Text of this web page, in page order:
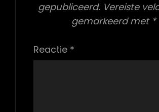
gepubliceerd. Vereiste
gemarkeerd met *
Reactie *